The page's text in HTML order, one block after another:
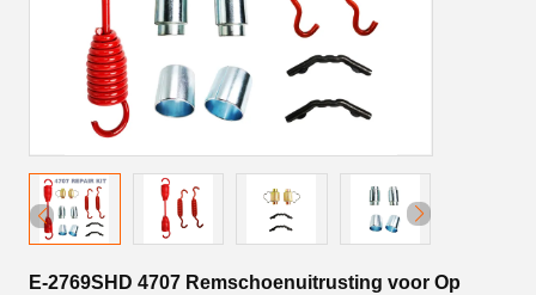
E-2769SHD 4707 Remschoenuitrusting voor Op